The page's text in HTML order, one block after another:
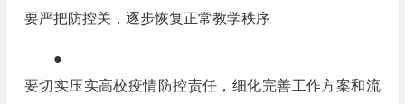
要严把防控关，逐步恢复正常教学秩序
●
要切实压实高校疫情防控责任，细化完善工作方案和流